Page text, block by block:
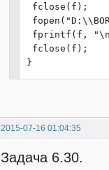
printf("|
Kadr = Start;
}
}
fclose(f);
fprintf(f,
fclose(f);
}
2015-07-16 01:04:35
Задача 6.30.